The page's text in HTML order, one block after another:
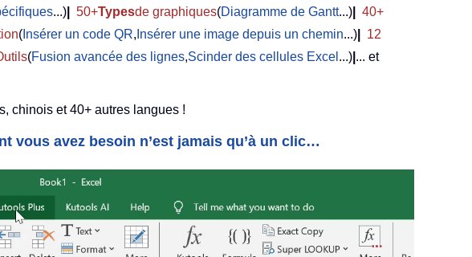
...) 50+Typesde graphiques(Diagramme de Gantt...)
40+
( Insérer un code QR, Insérer une image depuis un chemin...)
12
(Fusion avancée des lignes,Scinder des cellules Excel ...) ... et
chinois et 40+ autres langues !
vous avez besoin n’est jamais qu’à un clic…